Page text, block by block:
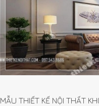
MẪU THIẾT KẾ NỘI THẤT